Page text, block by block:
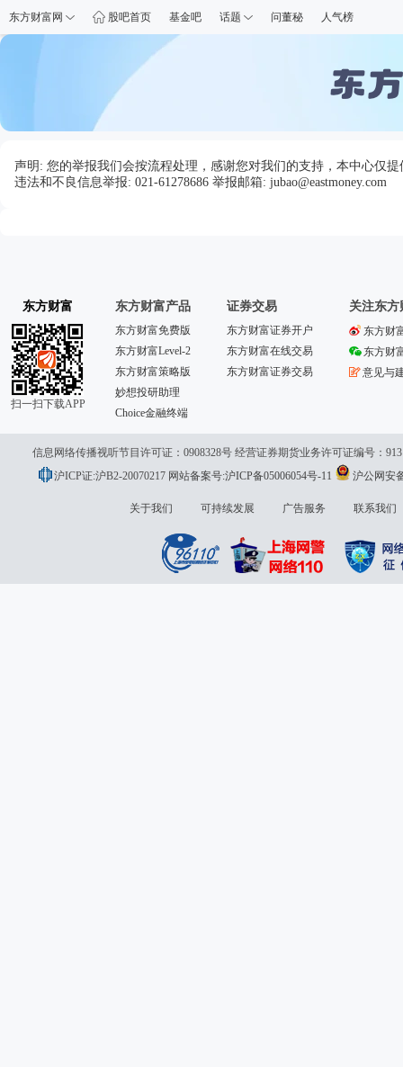
东方财富网 股吧首页 基金吧 话题 问董秘 人气榜
声明: 您的举报我们会按流程处理，感谢您对我们的支持，本中心仅
违法和不良信息举报: 021-61278686 举报邮箱: jubao@eastmoney.com
东方财富
扫一扫下载APP
东方财富产品
东方财富免费版
东方财富Level-2
东方财富策略版
妙想投研助理
Choice金融终端
证券交易
东方财富证券开户
东方财富在线交易
东方财富证券交易
关注东方
东方财
东方财
意见与
信息网络传播视听节目许可证：0908328号 经营证券期货业务许可证编号：
议
沪ICP证:沪B2-20070217 网站备案号:沪ICP备05006054号-11 沪公网安
关于我们 可持续发展 广告服务 联系我们